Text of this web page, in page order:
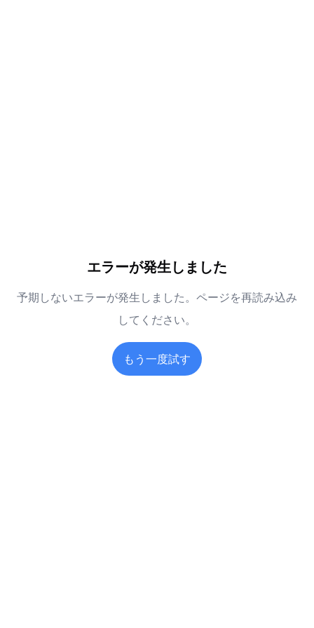
エラーが発生しました
予期しないエラーが発生しました。ページを再読み込み
してください。
もう一度試す